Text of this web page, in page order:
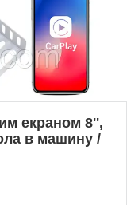
екраном 8'',
в машину /